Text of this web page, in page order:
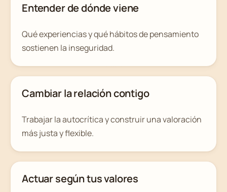
Entender de dónde viene
Qué experiencias y qué hábitos de pensamiento
sostienen la inseguridad.
Cambiar la relación contigo
Trabajar la autocrítica y construir una valoración
más justa y flexible.
Actuar según tus valores